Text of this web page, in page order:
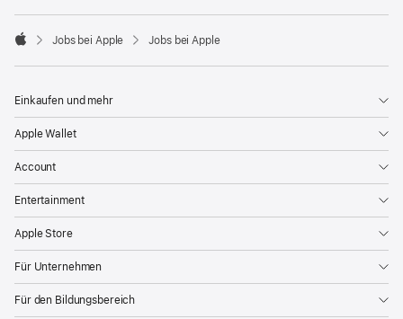

Jobs bei Apple Jobs bei Apple
Einkaufen und mehr
Apple Wallet
Account
Entertainment
Apple Store
Für Unternehmen
Für den Bildungsbereich